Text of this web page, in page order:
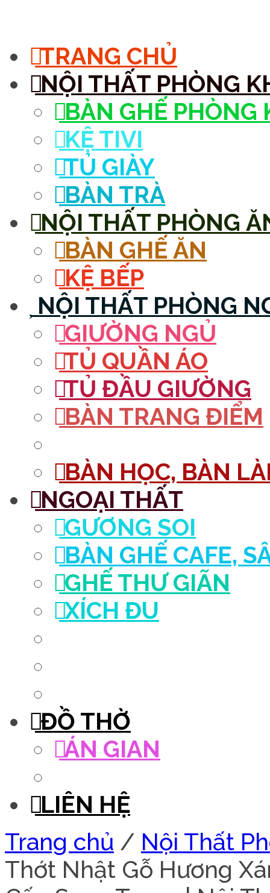
TRANG CHỦ
NỘI THẤT PHÒNG
BÀN GHẾ PHÒNG
KỆ TIVI
TỦ GIÀY
BÀN TRÀ
NỘI THẤT PHÒNG
BÀN GHẾ ĂN
KỆ BẾP
NỘI THẤT PHÒNG
GIƯỜNG NGỦ
TỦ QUẦN ÁO
TỦ ĐẦU GIƯỜNG
BÀN TRANG ĐIỂM
BÀN HỌC, BÀN
NGOẠI THẤT
GƯƠNG SOI
BÀN GHẾ CAFE,
GHẾ THƯ GIÃN
XÍCH ĐU
ĐỒ THỜ
ÁN GIAN
LIÊN HỆ
Trang chủ / Nội Thất
Thớt Nhật Gỗ Hương